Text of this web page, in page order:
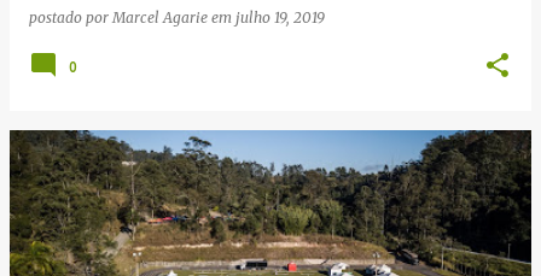
postado porMarcel Agarie em julho 19, 2019
0